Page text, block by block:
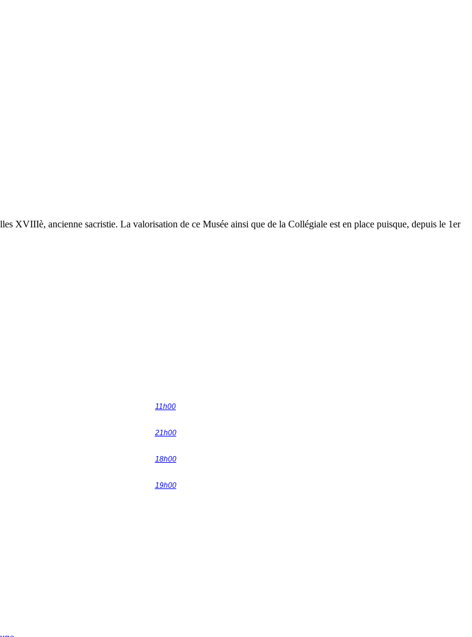
XVIIIè, ancienne sacristie. La valorisation de ce Musée ainsi que de la Collégiale est en place puisque, depuis le 1er
11h00
21h00
18h00
19h00